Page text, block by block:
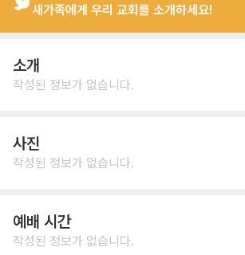
새가족에게 우리 교회를 소개하세요!
소개
작성된 정보가 없습니다.
사진
작성된 정보가 없습니다.
예배 시간
작성된 정보가 없습니다.